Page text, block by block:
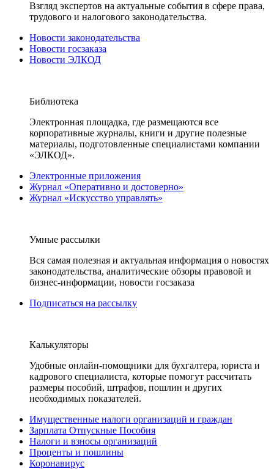
Взгляд экспертов на актуальные события в сфере права,
трудового и налогового законодательства.
Новости законодательства
Новости госзаказа
Новости ЭЛКОД
Библиотека
Электронная площадка, где размещаются все
корпоративные журналы, книги и другие полезные
материалы, подготовленные специалистами компании
«ЭЛКОД».
Электронные приложения
Журнал «Оперативно и достоверно»
Журнал «Искусство управлять»
Умные рассылки
Вся самая полезная и актуальная информация о новостях
законодательства, аналитические обзоры правовой и
бизнес-информации, новости госзаказа
Подписаться на рассылку
Калькуляторы
Удобные онлайн-помощники для бухгалтера, юриста и
кадрового специалиста, которые помогут рассчитать
размеры пособий, штрафов, пошлин и других
необходимых показателей.
Имущественные налоги организаций и граждан
Зарплата Отпускные Пособия
Налоги и взносы организаций
Проценты и пошлины
Коронавирус